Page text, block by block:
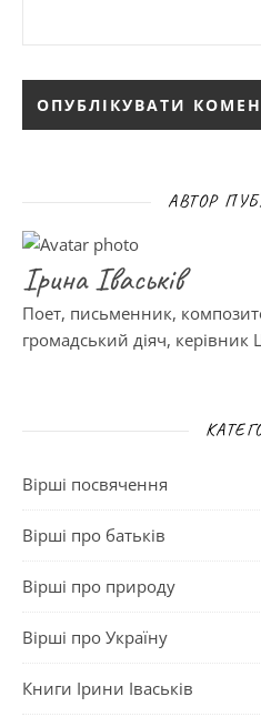
АВТОР
Ірина Іваськів
Поет, письменник,
громадський діяч,
Вірші посвячення
Вірші про батьків
Вірші про природу
Вірші про Україну
Книги Ірини Іваськів